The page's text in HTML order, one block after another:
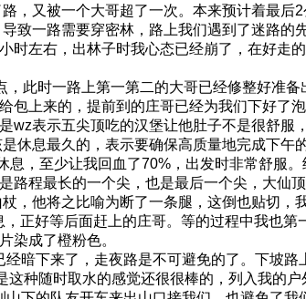
，又被一个大哥超了一次。本来预计着最
致一路需要穿密林，路上我们遇到了迷路
时左右，出林子时我心态已经崩了，在好走
此时一路上第一第二的大哥已经修整好准备
包上来的，提前到的庄哥已经为我们下好了
wz表示五尖顶吃的汉堡让他肚子不是很舒
休息最久的，表示要确保高质量地完成下午
，至少让我回血了70%，出发时非常舒服。
路程最长的一个尖，也是最后一个尖，大仙
，他将之比喻为断了一条腿，这倒也贴切，
正好等后面赶上的庄哥。等的过程中我也
染成了橙粉色。
暗下来了，走夜路是不可避免的了。下坡路
种随时取水的感觉还很很棒的，列入我的户